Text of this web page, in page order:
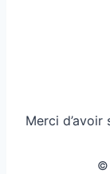
Merci d’avoir
©